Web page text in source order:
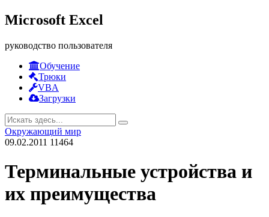
Microsoft Excel
руководство пользователя
Обучение
Трюки
VBA
Загрузки
Окружающий мир
09.02.2011 11464
Терминальные устройства и
их преимущества